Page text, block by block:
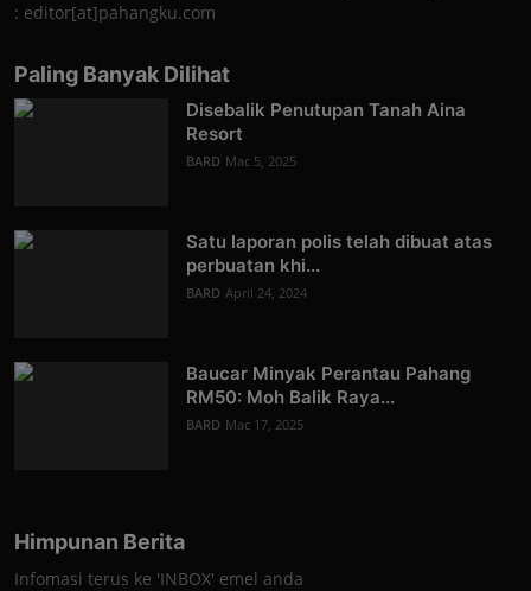
: editor[at]pahangku.com
Paling Banyak Dilihat
Disebalik Penutupan Tanah Aina
Resort
BARD Mac 5, 2025
Satu laporan polis telah dibuat atas
perbuatan khi...
BARD April 24, 2024
Baucar Minyak Perantau Pahang
RM50: Moh Balik Raya...
BARD Mac 17, 2025
Himpunan Berita
Infomasi terus ke 'INBOX' emel anda